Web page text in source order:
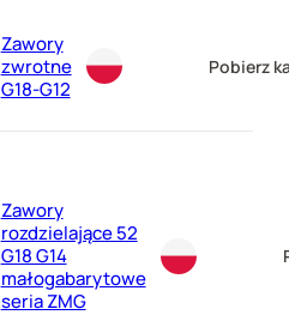
Zawory
zwrotne
G18-G12
Pobierz
Zawory
rozdzielające 52
G18 G14
małogabarytowe
seria ZMG